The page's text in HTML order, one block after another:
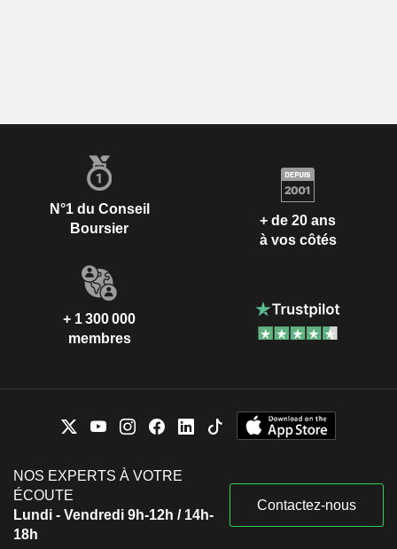
N°1 du Conseil
Boursier
+ de 20 ans
à vos côtés
+ 1 300 000
membres
NOS EXPERTS À VOTRE
ÉCOUTE
Lundi - Vendredi 9h-12h / 14h-
18h
Contactez-nous